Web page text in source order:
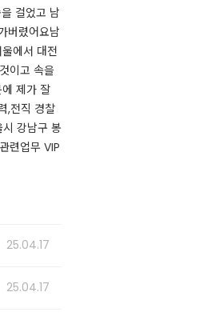
걸었고 남
버렸어요​​​남
에서 대전
이고 속을
제가 잘
,전직 경찰
강남구 봉
련업무 VIP
25.04.17
25.04.17